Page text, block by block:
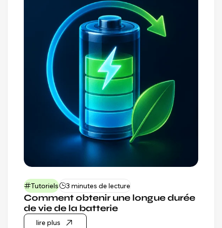
Tutoriels 3 minutes de lecture
Comment obtenir une longue durée
de vie de la batterie
lire plus